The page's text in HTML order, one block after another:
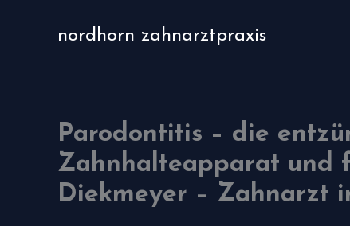
nordhorn zahnarztpraxis
Parodontitis – die
Zahnhalteapparat und
Diekmeyer – Zahnarzt